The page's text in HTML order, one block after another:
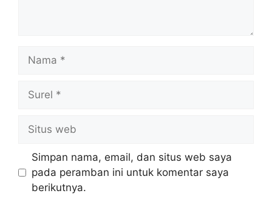
web
Simpan nama, email, dan situs web saya
pada peramban ini untuk komentar saya
berikutnya.